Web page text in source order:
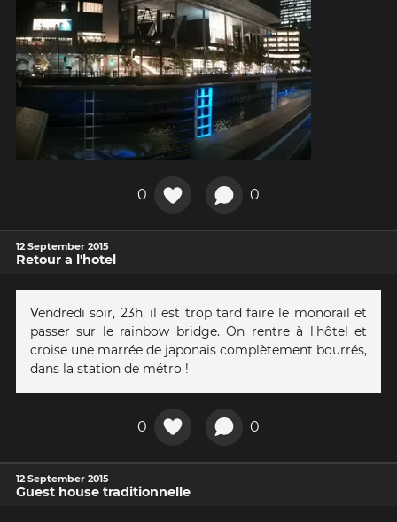
0 0
12 September 2015
Retour a l'hotel
Vendredi soir, 23h, il est trop tard faire le monorail et
passer sur le rainbow bridge. On rentre à l'hôtel et
croise une marrée de japonais complètement bourrés,
dans la station de métro !
0 0
12 September 2015
Guest house traditionnelle